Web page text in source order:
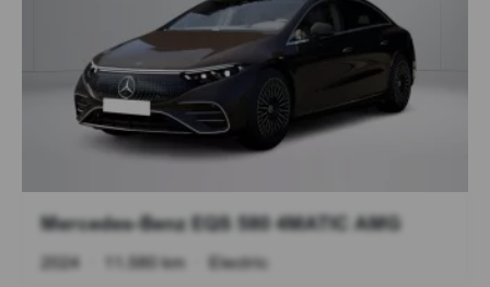
Mercedes-Benz EQS 580 4MATIC AMG
2024 11.580 km Electric